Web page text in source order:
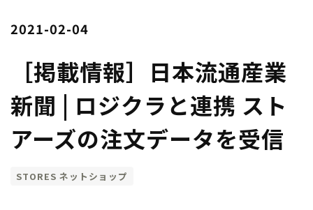
2021-02-04
［掲載情報］日本流通産業
新聞 | ロジクラと連携 スト
アーズの注文データを受信
STORES ネットショップ